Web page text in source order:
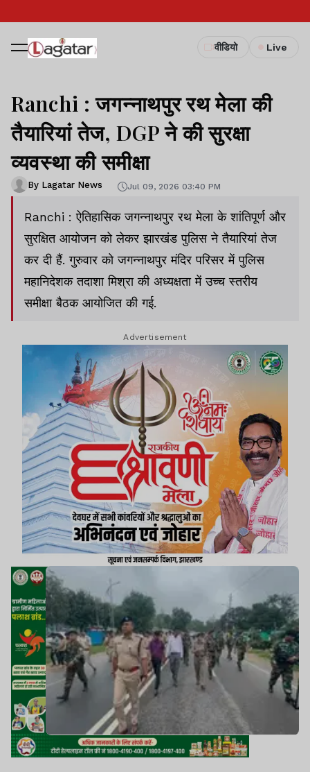
वीडियो Live
Ranchi : जगन्नाथपुर रथ मेला की
तैयारियां तेज, DGP ने की सुरक्षा
व्यवस्था की समीक्षा
By Lagatar News Jul 09, 2026 03:40 PM
Ranchi : ऐतिहासिक जगन्नाथपुर रथ मेला के शांतिपूर्ण और
सुरक्षित आयोजन को लेकर झारखंड पुलिस ने तैयारियां तेज
कर दी हैं. गुरुवार को जगन्नाथपुर मंदिर परिसर में पुलिस
महानिदेशक तदाशा मिश्रा की अध्यक्षता में उच्च स्तरीय
समीक्षा बैठक आयोजित की गई.
Advertisement